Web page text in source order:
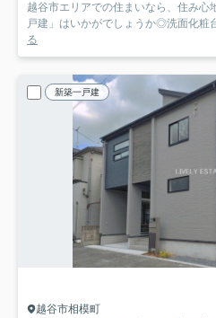
越谷市エリアでの住まいなら、住み心
戸建」はいかがでしょうか◎洗面化粧
る
新築一戸建
越谷市相模町